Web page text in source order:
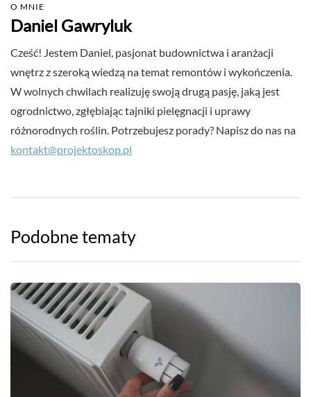
O MNIE
Daniel Gawryluk
Cześć! Jestem Daniel, pasjonat budownictwa i aranżacji
wnętrz z szeroką wiedzą na temat remontów i wykończenia.
W wolnych chwilach realizuję swoją drugą pasję, jaką jest
ogrodnictwo, zgłębiając tajniki pielęgnacji i uprawy
różnorodnych roślin. Potrzebujesz porady? Napisz do nas na
kontakt@projektoskop.pl
Podobne tematy